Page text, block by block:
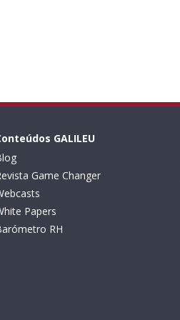
GALILEU
Game Changer
Papers
RH